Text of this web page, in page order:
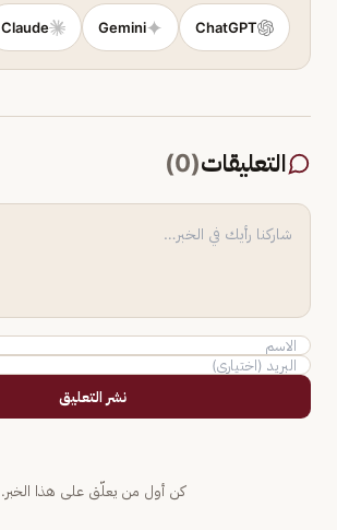
ChatGPT
Gemini
Claude
التعليقات(
0
)
نشر التعليق
كن أول من يعلّق على هذا الخبر.